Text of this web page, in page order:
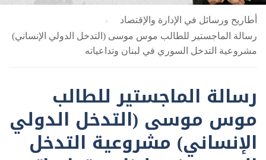
أطاريح ورسائل في الإدارة والإقتصاد
رسالة الماجستير للطالب موس موسى (التدخل الدولي الإنساني)
مشروعية التدخل السوري في لبنان وتداعياته
رسالة الماجستير للطالب
موس موسى (التدخل الدولي
الإنساني) مشروعية التدخل